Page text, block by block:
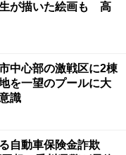
が描いた絵画も 高
中心部の激戦区に2棟
を一望のプールに大
識
自動車保険金詐欺